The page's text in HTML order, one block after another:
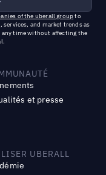
of the uberall groupto
and market trends as
time without affecting the
et presse
UBERALL